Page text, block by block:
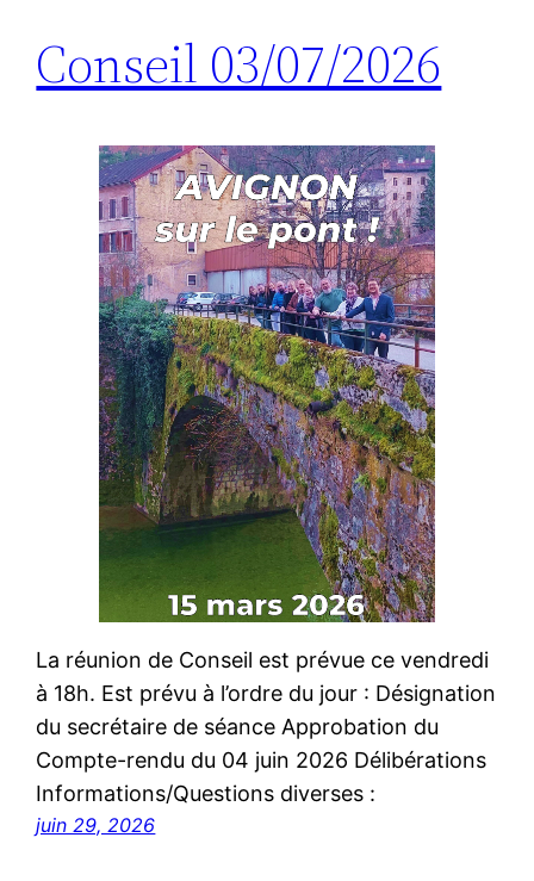
Conseil 03/07/2026
La réunion de Conseil est prévue ce vendredi
à 18h. Est prévu à l’ordre du jour : Désignation
du secrétaire de séance Approbation du
Compte-rendu du 04 juin 2026 Délibérations
Informations/Questions diverses :
juin 29, 2026